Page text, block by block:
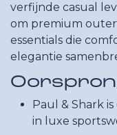
verfijnde casual
om premium
essentials die
elegantie
Paul & Shark
in luxe